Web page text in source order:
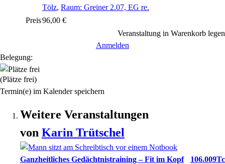
Tölz, Raum: Greiner 2.07, EG re.
Preis96,00 €
Veranstaltung in Warenkorb legen
Anmelden
Belegung:
(Plätze frei)
Termin(e) im Kalender speichern
Weitere Veranstaltungen
von Karin Trütschel
Ganzheitliches Gedächtnistraining – Fit im Kopf
106.009Tc